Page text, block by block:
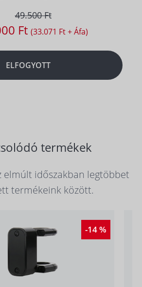
49.500 Ft
Ft (33.071 Ft + Áfa)
ELFOGYOTT
termékek
elmúlt időszakban legtöbbet
termékeink között.
-14 %